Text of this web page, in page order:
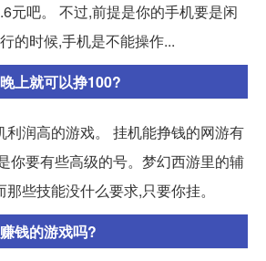
元吧。 不过,前提是你的手机要是闲
的时候,手机是不能操作...
上就可以挣100?
利润高的游戏。 挂机能挣钱的网游有
你要有些高级的号。梦幻西游里的辅
些技能没什么要求,只要你挂。
钱的游戏吗?